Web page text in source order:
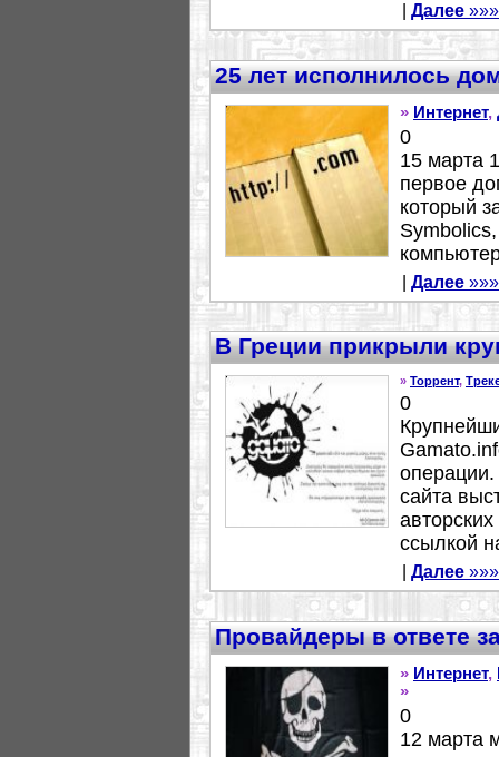
Далее »»»
25 лет исполнилось
» Интернет,
0
15 марта
первое
который
Далее »»»
В Греции прикрыли
» Торрент,
0
сайта
ссылкой
Далее »»»
Провайдеры в ответе
» Интернет,
»
0
12 марта